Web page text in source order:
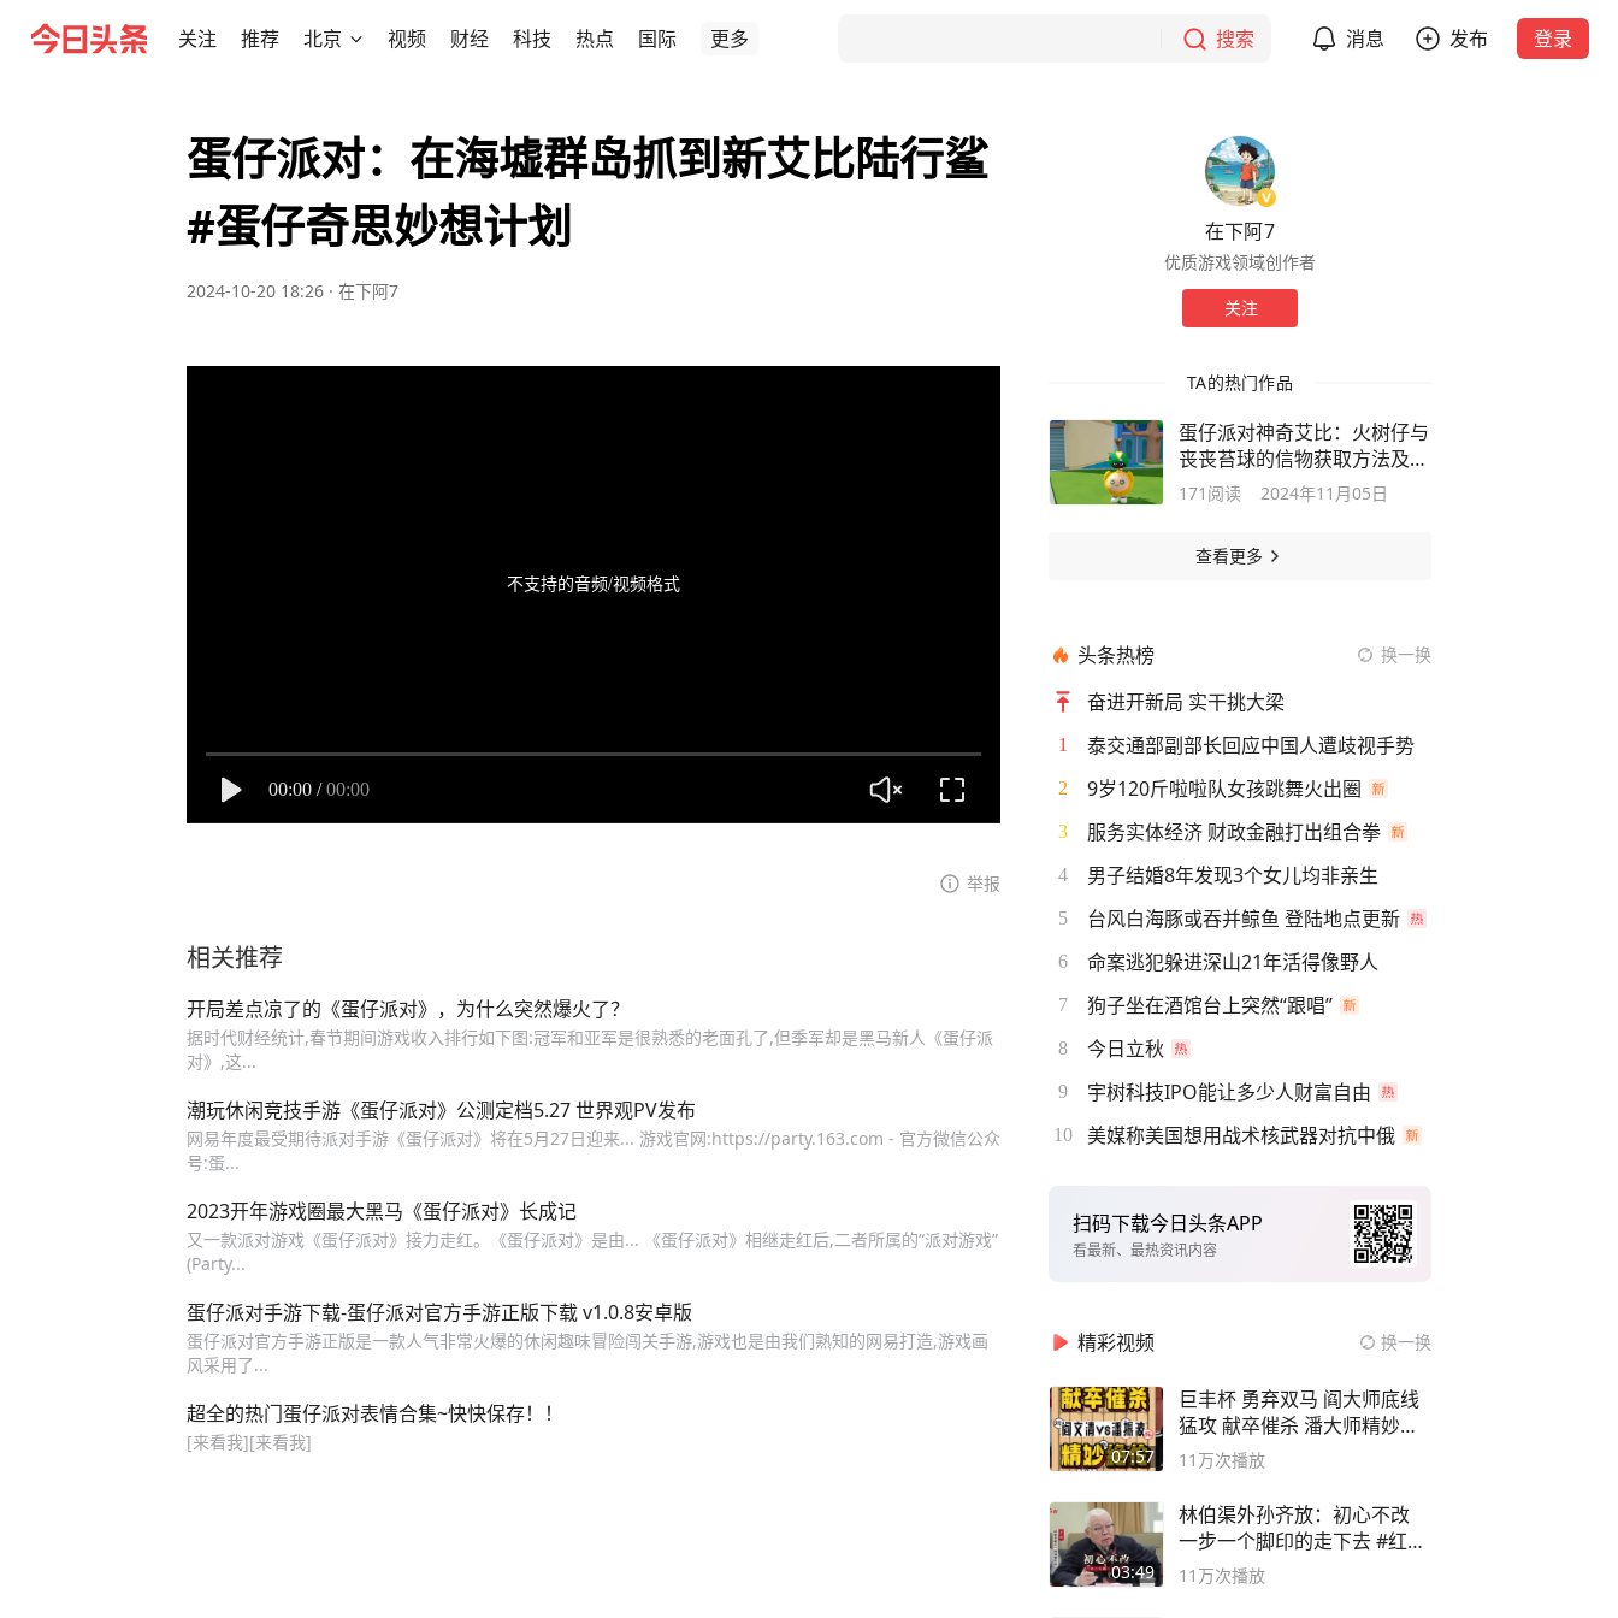
关注 推荐 北京 视频 财经 科技 热点 国际 更多 搜索 消息 发布 登录
蛋仔派对：在海墟群岛抓到新艾比陆行鲨
#蛋仔奇思妙想计划
2024-10-20 18:26 · 在下阿7
不支持的音频/视频格式
00:00 / 00:00
举报
相关推荐
开局差点凉了的《蛋仔派对》，为什么突然爆火了？
据时代财经统计,春节期间游戏收入排行如下图:冠军和亚军是很熟悉的老面孔了,但季军却是黑马新人《蛋仔派
对》,这...
潮玩休闲竞技手游《蛋仔派对》公测定档5.27 世界观PV发布
网易年度最受期待派对手游《蛋仔派对》将在5月27日迎来... 游戏官网:https://party.163.com - 官方微信公众
号:蛋...
2023开年游戏圈最大黑马《蛋仔派对》长成记
又一款派对游戏《蛋仔派对》接力走红。《蛋仔派对》是由... 《蛋仔派对》相继走红后,二者所属的“派对游戏”
(Party...
蛋仔派对手游下载-蛋仔派对官方手游正版下载 v1.0.8安卓版
蛋仔派对官方手游正版是一款人气非常火爆的休闲趣味冒险闯关手游,游戏也是由我们熟知的网易打造,游戏画
风采用了...
超全的热门蛋仔派对表情合集~快快保存！！
[来看我][来看我]
在下阿7
优质游戏领域创作者
关注
TA的热门作品
蛋仔派对神奇艾比：火树仔与
丧丧苔球的信物获取方法及喜
爱的零食
171 阅读 2024年11月05日
查看更多
头条热榜 换一换
奋进开新局 实干挑大梁
1 泰交通部副部长回应中国人遭歧视手势
2 9岁120斤啦啦队女孩跳舞火出圈
3 服务实体经济 财政金融打出组合拳
4 男子结婚8年发现3个女儿均非亲生
5 台风白海豚或吞并鲸鱼 登陆地点更新
6 命案逃犯躲进深山21年活得像野人
7 狗子坐在酒馆台上突然“跟唱”
8 今日立秋
9 宇树科技IPO能让多少人财富自由
10 美媒称美国想用战术核武器对抗中俄
扫码下载今日头条APP
看最新、最热资讯内容
精彩视频 换一换
07:57
巨丰杯 勇弃双马 阎大师底线
猛攻 献卒催杀 潘大师精妙入
局
11万次播放
03:49
林伯渠外孙齐放：初心不改
一步一个脚印的走下去 #红船
论坛
11万次播放